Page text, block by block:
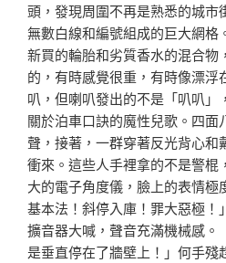
頭，發現周圍不再是熟悉的城市
無數白線和編號組成的巨大網格
新買的輪胎和劣質香水的混合物
的，有時感覺很重，有時像漂浮
叭，但喇叭發出的不是「叭叭」
關於泊車口訣的魔性兒歌。四面
聲，接著，一群穿著反光背心和
衝來。這些人手裡拿的不是警棍
大的電子角度儀，臉上的表情極
基本法！斜停入庫！罪大惡極！
擴音器大喊，聲音充滿機械感。
是垂直停在了牆壁上！」何手殘